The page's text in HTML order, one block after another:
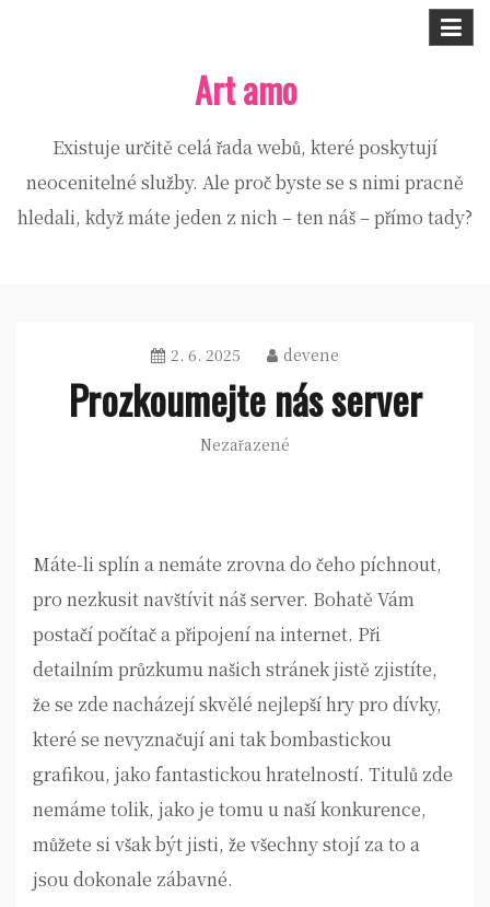
Art amo
Existuje určitě celá řada webů, které poskytují
neocenitelné služby. Ale proč byste se s nimi pracně
hledali, když máte jeden z nich – ten náš – přímo tady?
2. 6. 2025 devene
Prozkoumejte nás server
Nezařazené
Máte-li splín a nemáte zrovna do čeho píchnout,
pro nezkusit navštívit náš server. Bohatě Vám
postačí počítač a připojení na internet. Při
detailním průzkumu našich stránek jistě zjistíte,
že se zde nacházejí skvělé nejlepší hry pro dívky,
které se nevyznačují ani tak bombastickou
grafikou, jako fantastickou hratelností. Titulů zde
nemáme tolik, jako je tomu u naší konkurence,
můžete si však být jisti, že všechny stojí za to a
jsou dokonale zábavné.